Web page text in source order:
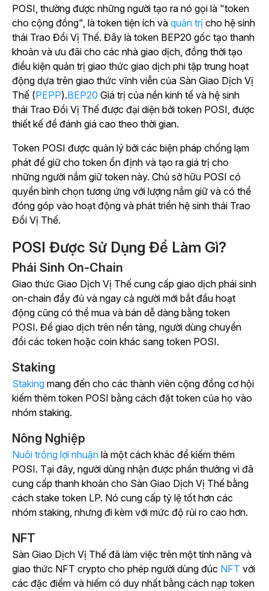
POSI, thường được những người tạo ra nó gọi là "token
cho cộng đồng", là token tiện ích và quản trị cho hệ sinh
thái Trao Đổi Vị Thế. Đây là token BEP20 gốc tạo thanh
khoản và ưu đãi cho các nhà giao dịch, đồng thời tạo
điều kiện quản trị giao thức giao dịch phi tập trung hoạt
động dựa trên giao thức vĩnh viễn của Sàn Giao Dịch Vị
Thế (PEPP).BEP20 Giá trị của nền kinh tế và hệ sinh
thái Trao Đổi Vị Thế được đại diện bởi token POSI, được
thiết kế để đánh giá cao theo thời gian.
Token POSI được quản lý bởi các biện pháp chống lạm
phát để giữ cho token ổn định và tạo ra giá trị cho
những người nắm giữ token này. Chủ sở hữu POSI có
quyền bình chọn tương ứng với lượng nắm giữ và có thể
đóng góp vào hoạt động và phát triển hệ sinh thái Trao
Đổi Vị Thế.
POSI Được Sử Dụng Để Làm Gì?
Phái Sinh On-Chain
Giao thức Giao Dịch Vị Thế cung cấp giao dịch phái sinh
on-chain đầy đủ và ngay cả người mới bắt đầu hoạt
động cũng có thể mua và bán dễ dàng bằng token
POSI. Để giao dịch trên nền tảng, người dùng chuyển
đổi các token hoặc coin khác sang token POSI.
Staking
Staking mang đến cho các thành viên cộng đồng cơ hội
kiếm thêm token POSI bằng cách đặt token của họ vào
nhóm staking.
Nông Nghiệp
Nuôi trồng lợi nhuận là một cách khác để kiếm thêm
POSI. Tại đây, người dùng nhận được phần thưởng vì đã
cung cấp thanh khoản cho Sàn Giao Dịch Vị Thế bằng
cách stake token LP. Nó cung cấp tỷ lệ tốt hơn các
nhóm staking, nhưng đi kèm với mức độ rủi ro cao hơn.
NFT
Sàn Giao Dịch Vị Thế đã làm việc trên một tính năng và
giao thức NFT crypto cho phép người dùng đúc NFT với
các đặc điểm và hiếm có duy nhất bằng cách nạp token